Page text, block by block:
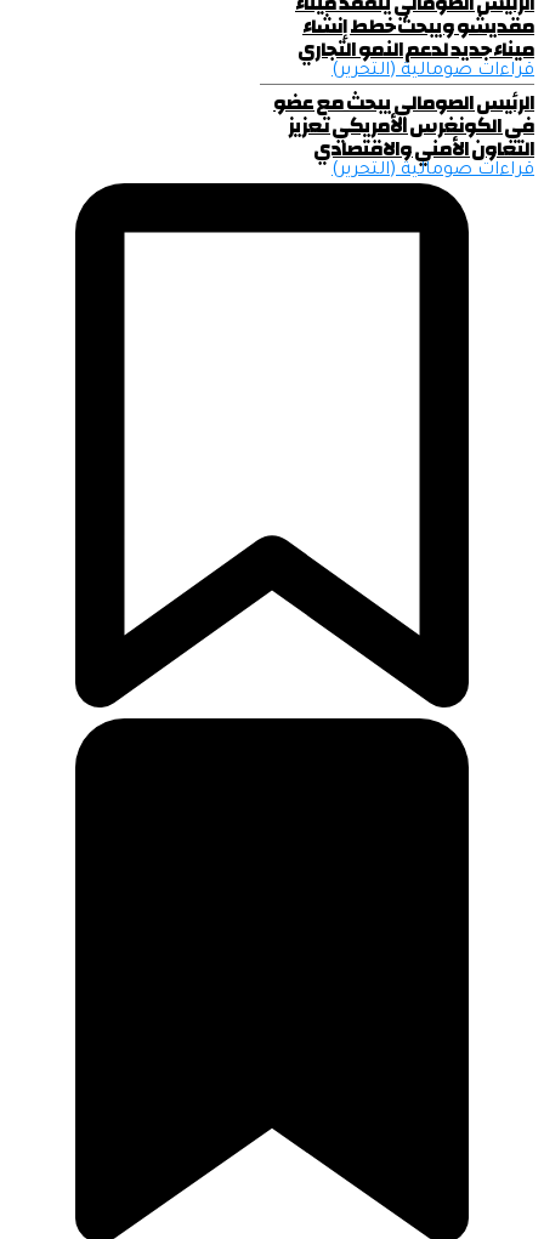
مقديشو ويبحث خطط إنشاء
ميناء جديد لدعم النمو التجاري
قراءات صومالية (التحرير)
الرئيس الصومالي يبحث مع عضو
في الكونغرس الأمريكي تعزيز
التعاون الأمني والاقتصادي
قراءات صومالية (التحرير)